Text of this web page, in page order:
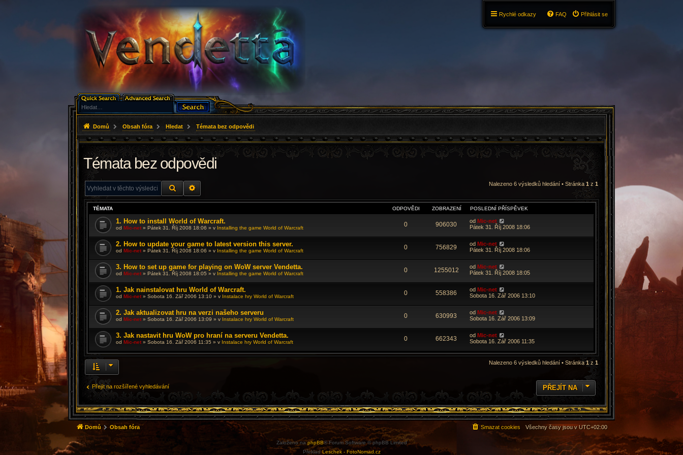
Rychlé odkazy Přihlásit se
FAQ
Domů Obsah fóra Hledat Témata bez odpovědi
Témata bez odpovědi
HLEDAT Nalezeno 6 výsledků hledání • Stránka1 z 1
TÉMATA ODPOVĚDI ZOBRAZENÍ POSLEDNÍ PŘÍSPĚVEK
1. How to install World of Warcraft.
odMic-net »Pátek 31. Říj 2008 18:06 » v Installing the game World of Warcraft 0 906030 od Mic-net
Pátek 31. Říj 2008 18:06
2. How to update your game to latest version this server.
odMic-net »Pátek 31. Říj 2008 18:06 » v Installing the game World of Warcraft 0 756829 od Mic-net
Pátek 31. Říj 2008 18:06
3. How to set up game for playing on WoW server Vendetta.
odMic-net »Pátek 31. Říj 2008 18:05 » v Installing the game World of Warcraft 0 1255012 od Mic-net
Pátek 31. Říj 2008 18:05
1. Jak nainstalovat hru World of Warcraft.
odMic-net »Sobota 16. Zář 2006 13:10 » v Instalace hry World of Warcraft 0 558386 od Mic-net
Sobota 16. Zář 2006 13:10
2. Jak aktualizovat hru na verzi našeho serveru
odMic-net »Sobota 16. Zář 2006 13:09 » v Instalace hry World of Warcraft 0 630993 od Mic-net
Sobota 16. Zář 2006 13:09
3. Jak nastavit hru WoW pro hraní na serveru Vendetta.
odMic-net »Sobota 16. Zář 2006 11:35 » v Instalace hry World of Warcraft 0 662343 od Mic-net
Sobota 16. Zář 2006 11:35
Nalezeno 6 výsledků hledání • Stránka1z 1
Přejít na rozšířené vyhledávání PŘEJÍT NA
Domů Obsah fóra Všechny časy jsou vUTC+02:00
Smazat cookies
Založeno naphpBB® Forum Software © phpBB Limited
PřekladLeschek - FotoNomad.cz